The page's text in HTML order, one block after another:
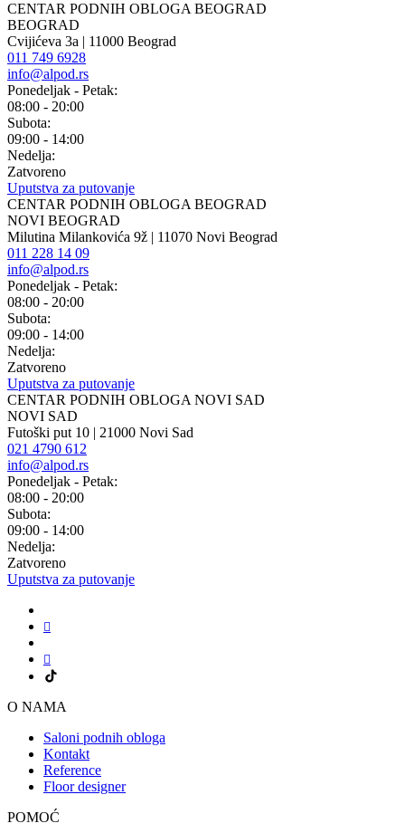
CENTAR PODNIH OBLOGA BEOGRAD
BEOGRAD
Cvijićeva 3a | 11000 Beograd
011 749 6928
info@alpod.rs
Ponedeljak - Petak:
08:00 - 20:00
Subota:
09:00 - 14:00
Nedelja:
Zatvoreno
Uputstva za putovanje
CENTAR PODNIH OBLOGA BEOGRAD
NOVI BEOGRAD
Milutina Milankovića 9ž | 11070 Novi Beograd
011 228 14 09
info@alpod.rs
Ponedeljak - Petak:
08:00 - 20:00
Subota:
09:00 - 14:00
Nedelja:
Zatvoreno
Uputstva za putovanje
CENTAR PODNIH OBLOGA NOVI SAD
NOVI SAD
Futoški put 10 | 21000 Novi Sad
021 4790 612
info@alpod.rs
Ponedeljak - Petak:
08:00 - 20:00
Subota:
09:00 - 14:00
Nedelja:
Zatvoreno
Uputstva za putovanje
O NAMA
Saloni podnih obloga
Kontakt
Reference
Floor designer
POMOĆ